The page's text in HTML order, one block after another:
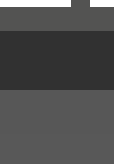
Accepter tout